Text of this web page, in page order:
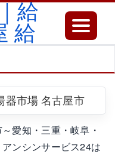
Toggle
器市場 名古屋市
愛知・三重・岐阜・
ンシンサービス24は